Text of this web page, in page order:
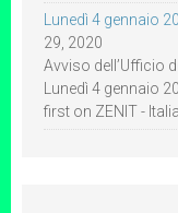
Lunedì 4 gennaio
29, 2020
Avviso dell’Ufficio
Lunedì 4 gennaio
first on ZENIT -